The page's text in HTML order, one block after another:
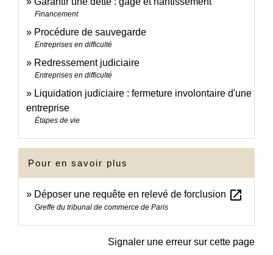
Financement
Procédure de sauvegarde
Entreprises en difficulté
Redressement judiciaire
Entreprises en difficulté
Liquidation judiciaire : fermeture involontaire d'une
entreprise
Étapes de vie
Pour en savoir plus
Déposer une requête en relevé de forclusion open_in_new
Greffe du tribunal de commerce de Paris
Signaler une erreur sur cette page